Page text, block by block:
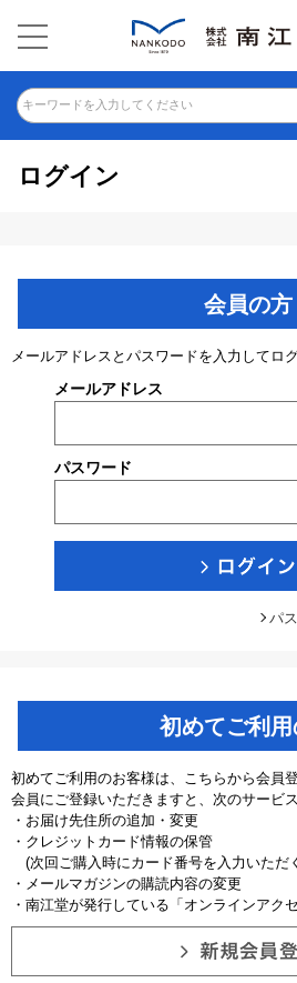
キーワードを入力してください
ログイン
会員の方
メールアドレスとパスワードを入力してロ
メールアドレス
パスワード
パ
初めてご利
初めてご利用のお客様は、こちらから会員
会員にご登録いただきますと、次のサービ
・お届け先住所の追加・変更
・クレジットカード情報の保管
(次回ご購入時にカード番号を入力いただ
・メールマガジンの購読内容の変更
・南江堂が発行している「オンラインアク